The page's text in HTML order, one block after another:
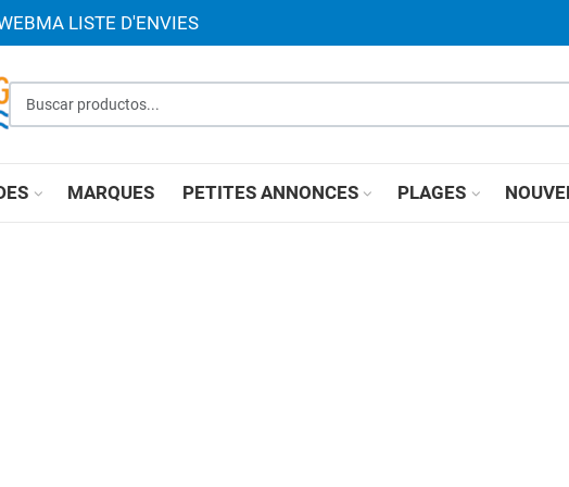
MA LISTE D'ENVIES
Buscar productos...
MARQUES PETITES ANNONCES PLAGES